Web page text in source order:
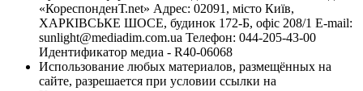
«КореспонденТ.net» Адрес: 02091, місто Київ,
ХАРКІВСЬКЕ ШОСЕ, будинок 172-Б, офіс 208/1 E-mail:
sunlight@mediadim.com.ua Телефон: 044-205-43-00
Идентификатор медиа - R40-06068
Использование любых материалов, размещённых на
сайте, разрешается при условии ссылки на